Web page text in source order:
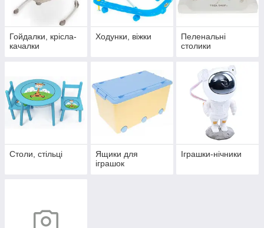
Гойдалки, крісла-
качалки
Ходунки, віжки
Пеленальні
столики
Столи, стільці
Ящики для
іграшок
Іграшки-нічники